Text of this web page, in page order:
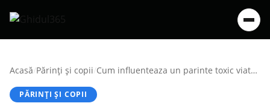
Acasă/Părinți și copii/ Cum influenteaza un parinte toxic viata copilului ca adult
PĂRINȚI ȘI COPII